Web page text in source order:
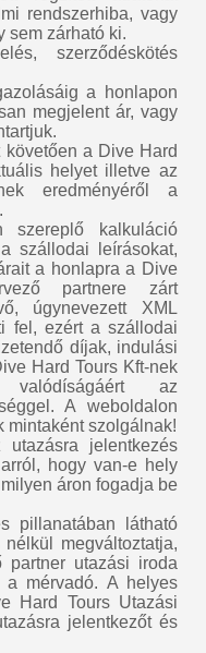
rendszerhiba, vagy
sem zárható ki.
szerződéskötés
a honlapon
megjelent ár, vagy
a Dive Hard
helyet illetve az
eredményéről a
szereplő kalkuláció
szállodai leírásokat,
a honlapra a Dive
partnere zárt
úgynevezett XML
fel, ezért a szállodai
díjak, indulási
Hard Tours Kft-nek
az
A weboldalon
mintaként szolgálnak!
jelentkezés
hogy van-e hely
áron fogadja be
pillanatában látható
megváltoztatja,
partner utazási iroda
mérvadó. A helyes
Hard Tours Utazási
jelentkezőt és